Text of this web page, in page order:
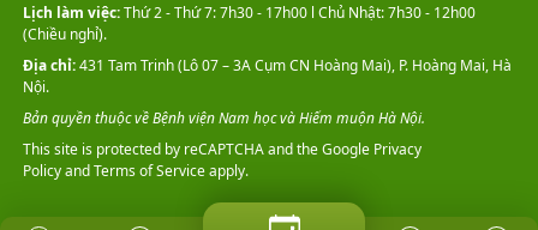
This site is protected by reCAPTCHA and the GooglePrivacy
PolicyandTerms of Serviceapply.
Lịch làm việc:Thứ 2 - Thứ 7: 7h30 - 17h00 l Chủ Nhật: 7h30 - 12h00
(Chiều nghỉ).
Địa chỉ:431 Tam Trinh (Lô 07 – 3A Cụm CN Hoàng Mai), P. Hoàng Mai, Hà
Nội.
Bản quyền thuộc về Bệnh viện Nam học và Hiếm muộn Hà Nội.